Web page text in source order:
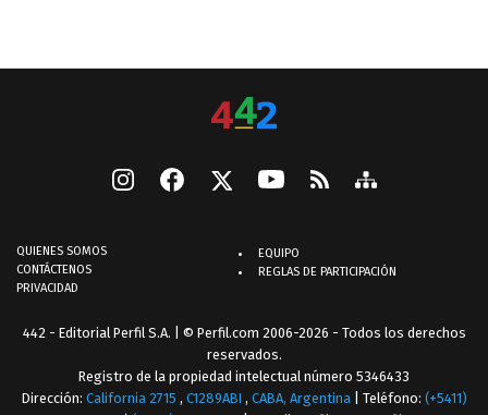
QUIENES SOMOS
CONTÁCTENOS
PRIVACIDAD
EQUIPO
REGLAS DE PARTICIPACIÓN
442 - Editorial Perfil S.A. | © Perfil.com 2006-2026 - Todos los derechos
reservados.
Registro de la propiedad intelectual número 5346433
Dirección: California 2715 , C1289ABI , CABA, Argentina | Teléfono: (+5411)